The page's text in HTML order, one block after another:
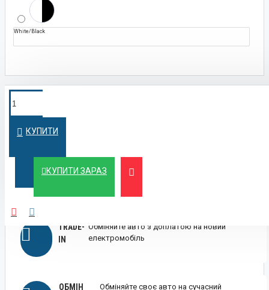
White/Black
КУПИТИ
КУПИТИ ЗАРАЗ
КРЕДИТ
ЛІЗИНГ Вигідний лізинг для бізнесу та фізичних осіб
TRADE-
IN
Обміняйте авто з доплатою на новий
електромобіль
ОБМІН Обміняйте своє авто на сучасний